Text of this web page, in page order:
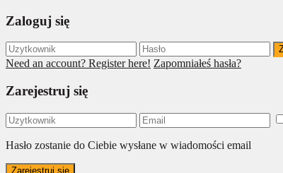
Zaloguj się
Need an account? Register here! Zapomniałeś hasła?
Zarejestruj się
Hasło zostanie do Ciebie wysłane w wiadomości email
Zarejestruj się